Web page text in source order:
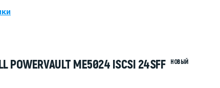
ME5024 ISCSI 24SFF НОВЫЙ